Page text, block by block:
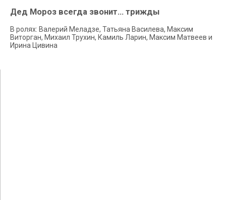
Дед Мороз всегда звонит... трижды
В ролях: Валерий Меладзе, Татьяна Василева, Максим
Виторган, Михаил Трухин, Камиль Ларин, Максим Матвеев и
Ирина Цивина